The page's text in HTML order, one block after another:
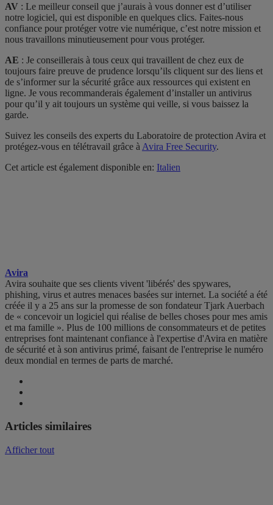
AV : Le meilleur conseil que j’aurais à vous donner est d’utiliser
notre logiciel, qui est disponible en quelques clics. Faites-nous
confiance pour protéger votre vie numérique, c’est notre mission et
nous travaillons minutieusement pour vous protéger.
AE : Je conseillerais à tous ceux qui travaillent de chez eux de
toujours faire preuve de prudence lorsqu’ils cliquent sur des liens et
de s’informer sur la sécurité grâce aux ressources qui existent en
ligne. Je vous recommanderais également d’installer un antivirus
pour qu’il y ait toujours un système qui veille, si vous baissez la
garde.
Suivez les conseils des experts du Laboratoire de protection Avira et
protégez-vous en télétravail grâce à Avira Free Security.
Cet article est également disponible en: Italien
Avira
Avira souhaite que ses clients vivent 'libérés' des spywares,
phishing, virus et autres menaces basées sur internet. La société a été
créée il y a 25 ans sur la promesse de son fondateur Tjark Auerbach
de « concevoir un logiciel qui réalise de belles choses pour mes amis
et ma famille ». Plus de 100 millions de consommateurs et de petites
entreprises font maintenant confiance à l'expertise d'Avira en matière
de sécurité et à son antivirus primé, faisant de l'entreprise le numéro
deux mondial en termes de parts de marché.
Articles similaires
Afficher tout